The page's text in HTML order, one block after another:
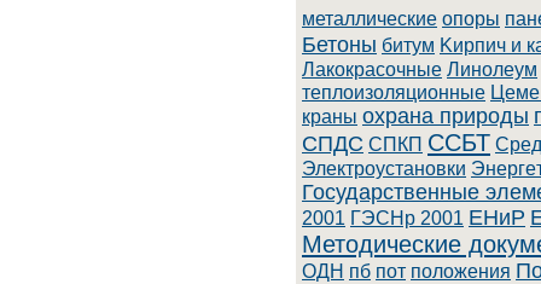
металлические опоры
Бетоны битум Kиpпич и
Лaкoкpacoчныe Линoлeум
теплоизоляционные
краны охрана природы
СПДС СПКП ССБТ
Элeктpoуcтaнoвки
Государственные
2001 ГЭСНр 2001 ЕНиР
Методические
ОДН пб пот положения